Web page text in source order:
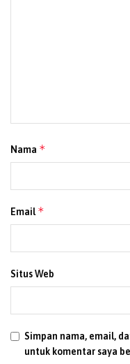
Nama *
Email*
Situs Web
Simpan nama, email,
untuk komentar saya